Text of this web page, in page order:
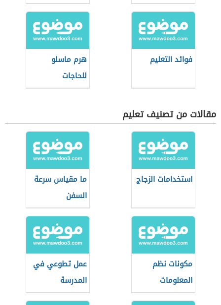
والعمراني
فوائد التعليم
هرم ماسلو
للحاجات
مقالات من تصنيف تعليم
استخدامات الزجاج
ما مقياس سرعة
السفن
مكونات نظم
المعلومات
الجغرافية
عمل تطوعي في
المدرسة